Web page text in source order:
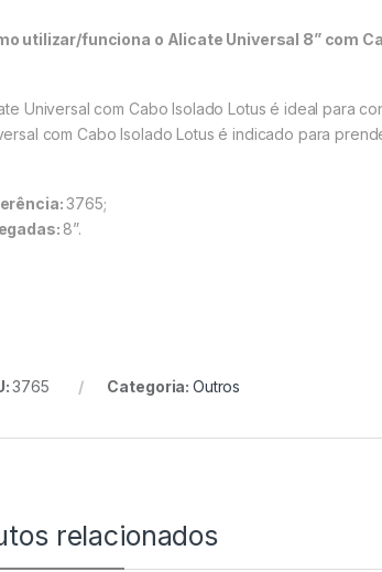
utilizar/funciona o Alicate Universal 8” com
Universal com Cabo Isolado Lotus é ideal para
com Cabo Isolado Lotus é indicado para
3765;
8”.
3765 Categoria: Outros
relacionados